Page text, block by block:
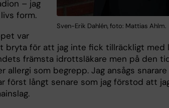
Sven-Erik Dahlén, foto: Mattias Ahlm.
– jag
form.
var
bryta för att jag inte fick tillräckligt med
främsta idrottsläkare men på den
allergi som begrepp. Jag ansågs snarare
först långt senare som jag förstod att